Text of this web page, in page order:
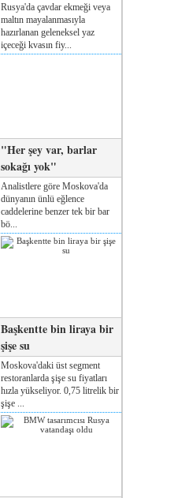
Rusya'da çavdar ekmeği veya
maltın mayalanmasıyla
hazırlanan geleneksel yaz
içeceği kvasın fiy...
"Her şey var, barlar
sokağı yok"
Analistlere göre Moskova'da
dünyanın ünlü eğlence
caddelerine benzer tek bir bar
bö...
Başkentte bin liraya bir
şişe su
Moskova'daki üst segment
restoranlarda şişe su fiyatları
hızla yükseliyor. 0,75 litrelik bir
şişe ...